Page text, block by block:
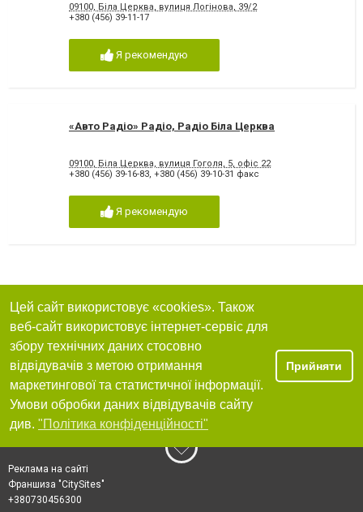
09100, Біла Церква, вулиця Логінова, 39/2
+380 (456) 39-11-17
Я рекомендую
«Авто Радіо» Радіо, Радіо Біла Церква
09100, Біла Церква, вулиця Гоголя, 5, офіс 22
+380 (456) 39-16-83 +380 (456) 39-10-31 факс
Я рекомендую
Цей сайт використовує «cookies». Також
веб-сайт використовує інтернет-сервіс для
збору технічних даних стосовно
відвідувачів з метою отримання
маркетингової та статистичної інформації.
Умови обробки даних відвідувачів сайту
див. "Політика конфіденційності"
Прийняти
Реклама на сайті
Франшиза "CitySites"
+380730456300